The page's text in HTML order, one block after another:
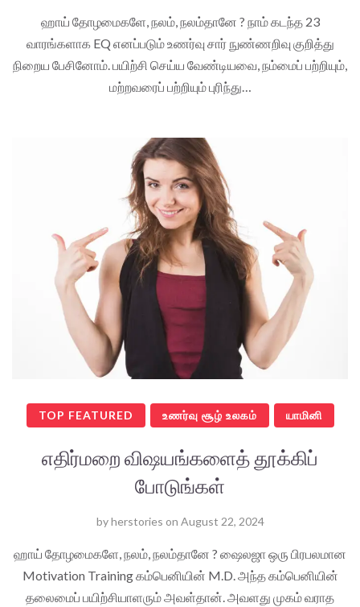
ஹாய் தோழமைகளே, நலம், நலம்தானே ? நாம் கடந்த 23
வாரங்களாக EQ எனப்படும் உணர்வு சார் நுண்ணறிவு குறித்து
நிறைய பேசினோம். பயிற்சி செய்ய வேண்டியவை, நம்மைப் பற்றியும்,
மற்றவரைப் பற்றியும் புரிந்து…
TOP FEATURED உணர்வு சூழ் உலகம் யாமினி
எதிர்மறை விஷயங்களைத் தூக்கிப்
போடுங்கள்
byherstories on August 22, 2024
ஹாய் தோழமைகளே, நலம், நலம்தானே ? ஷைலஜா ஒரு பிரபலமான
Motivation Training கம்பெனியின் M.D. அந்த கம்பெனியின்
தலைமைப் பயிற்சியாளரும் அவள்தான். அவளது முகம் வராத